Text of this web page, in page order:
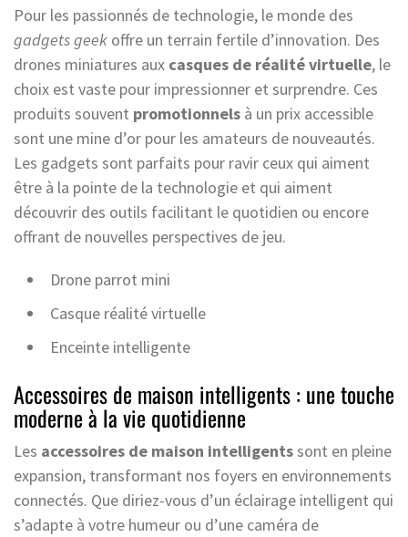
Pour les passionnés de technologie, le monde des
gadgets geek offre un terrain fertile d’innovation. Des
drones miniatures aux casques de réalité virtuelle, le
choix est vaste pour impressionner et surprendre. Ces
produits souvent promotionnels à un prix accessible
sont une mine d’or pour les amateurs de nouveautés.
Les gadgets sont parfaits pour ravir ceux qui aiment
être à la pointe de la technologie et qui aiment
découvrir des outils facilitant le quotidien ou encore
offrant de nouvelles perspectives de jeu.
Drone parrot mini
Casque réalité virtuelle
Enceinte intelligente
Accessoires de maison intelligents : une touche
moderne à la vie quotidienne
Les accessoires de maison intelligentssont en pleine
expansion, transformant nos foyers en environnements
connectés. Que diriez-vous d’un éclairage intelligent qui
s’adapte à votre humeur ou d’une caméra de